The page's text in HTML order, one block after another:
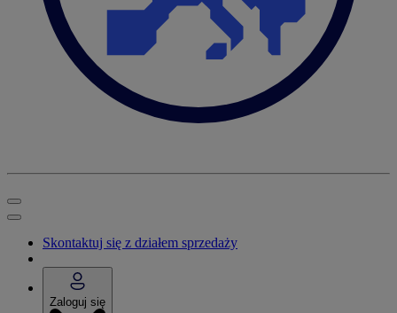
Skontaktuj się z działem sprzedaży
Zaloguj się